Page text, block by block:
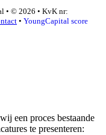
• © 2026 • KvK nr:
• YoungCapital score
een proces bestaande
te presenteren: